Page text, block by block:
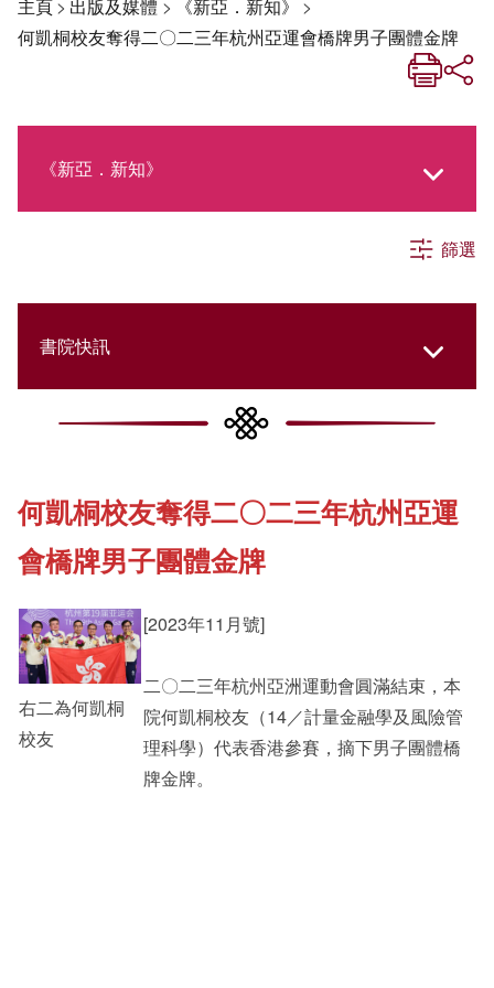
主頁> 出版及媒體 > 《新亞．新知》 >
何凱桐校友奪得二〇二三年杭州亞運會橋牌男子團體金牌
《新亞．新知》
社交媒體專欄
《新亞簡訊》
《新亞書院概覽》
新亞影集
篩選
書院快訊
Cultural Topics
Student Development
Staff Engagement
Alumni Connections
何凱桐校友奪得二〇二三年杭州亞運
會橋牌男子團體金牌
右二為何凱桐
校友
[2023年11月號]
二〇二三年杭州亞洲運動會圓滿結束，本
院何凱桐校友（14／計量金融學及風險管
理科學）代表香港參賽，摘下男子團體橋
牌金牌。